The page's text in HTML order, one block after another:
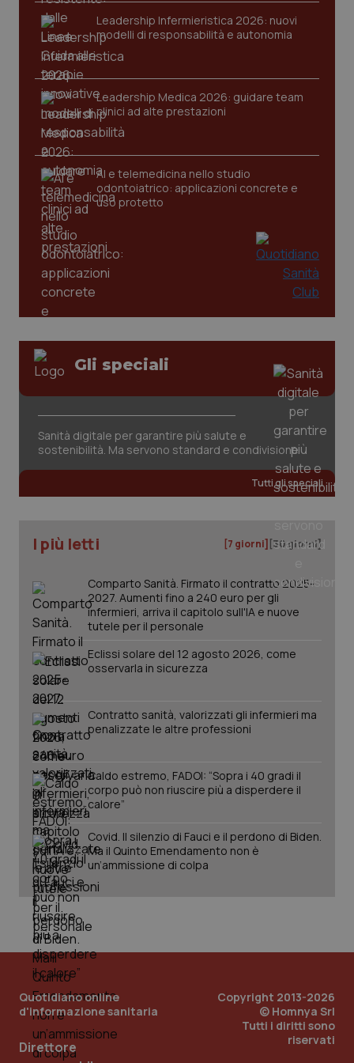
Leadership Infermieristica 2026: nuovi
modelli di responsabilità e autonomia
Leadership Medica 2026: guidare team
clinici ad alte prestazioni
AI e telemedicina nello studio
odontoiatrico: applicazioni concrete e
uso protetto
Gli speciali
Sanità digitale per garantire più salute e
sostenibilità. Ma servono standard e condivisione
Tutti gli speciali
I più letti [7 giorni] [30 giorni]
Comparto Sanità. Firmato il contratto 2025-
2027. Aumenti fino a 240 euro per gli
infermieri, arriva il capitolo sull'IA e nuove
tutele per il personale
Eclissi solare del 12 agosto 2026, come
osservarla in sicurezza
Contratto sanità, valorizzati gli infermieri ma
penalizzate le altre professioni
Caldo estremo, FADOI: “Sopra i 40 gradi il
corpo può non riuscire più a disperdere il
calore”
Covid. Il silenzio di Fauci e il perdono di Biden.
Ma il Quinto Emendamento non è
un’ammissione di colpa
Quotidiano online
d'informazione sanitaria
Direttore
Copyright 2013-2026
© Homnya Srl
Tutti i diritti sono
riservati
.youtube.com
www.quotidianosanita.it
www.quotidianosanita.it
2
_ga
.quotidianosanita.it